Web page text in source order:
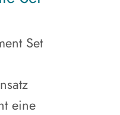
Set
eine